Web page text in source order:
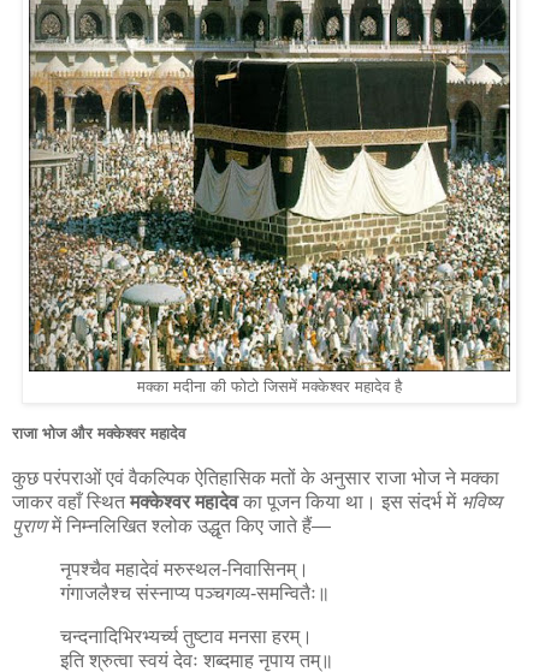
मक्का मदीना की फोटो जिसमें मक्केश्वर महादेव है
राजा भोज और मक्केश्वर महादेव
कुछ परंपराओं एवं वैकल्पिक ऐतिहासिक मतों के अनुसार राजा भोज ने मक्का
जाकर वहाँ स्थितमक्केश्वर महादेवका पूजन किया था। इस संदर्भ में भविष्य
पुराणमें निम्नलिखित श्लोक उद्धृत किए जाते हैं—
नृपश्चैव महादेवं मरुस्थल-निवासिनम्।
गंगाजलैश्च संस्नाप्य पञ्चगव्य-समन्वितैः॥
चन्दनादिभिरभ्यर्च्य तुष्टाव मनसा हरम्।
इति श्रुत्वा स्वयं देवः शब्दमाह नृपाय तम्॥